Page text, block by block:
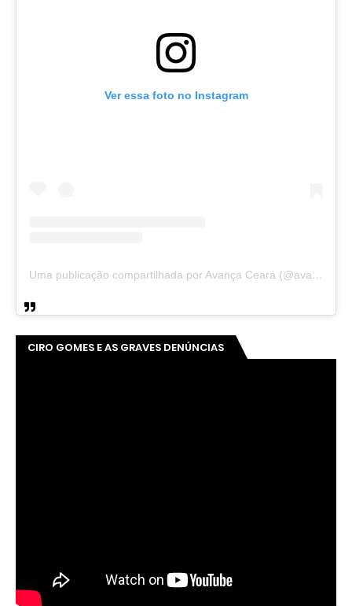
Ver essa foto no Instagram
Uma publicação compartilhada por Avança Ceará (@avancaceara)
CIRO GOMES E AS GRAVES DENÚNCIAS